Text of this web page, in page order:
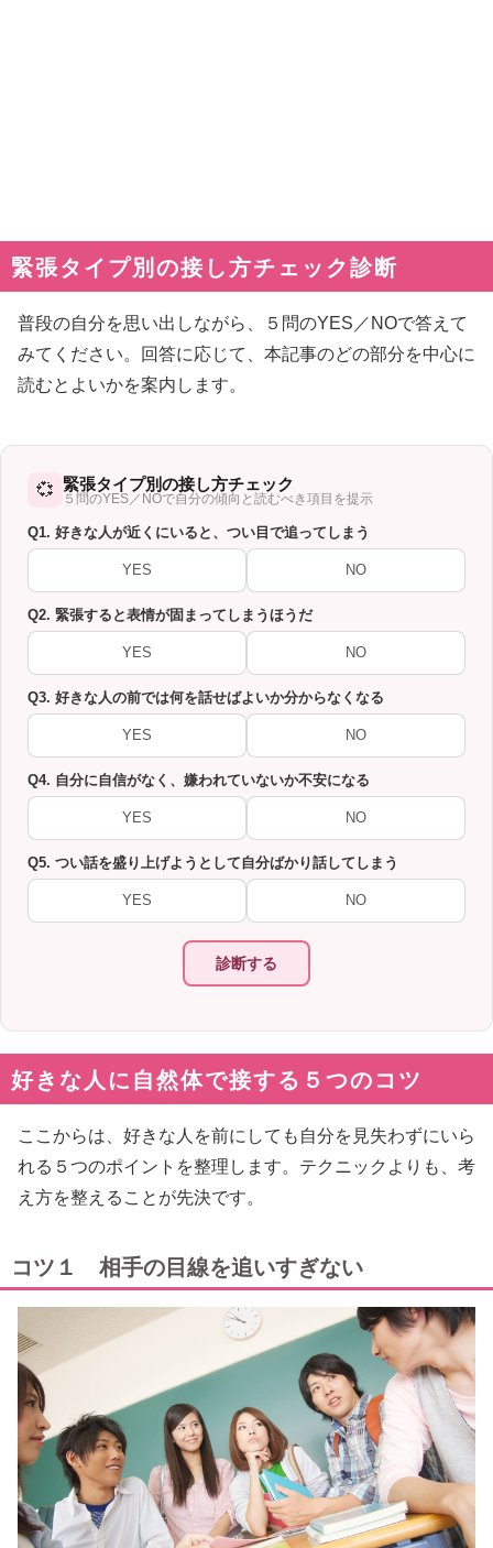
緊張タイプ別の接し方チェック診断
普段の自分を思い出しながら、５問のYES／NOで答えて
みてください。回答に応じて、本記事のどの部分を中心に
読むとよいかを案内します。
💞 緊張タイプ別の接し方チェック
５問のYES／NOで自分の傾向と読むべき項目を提示
Q1. 好きな人が近くにいると、つい目で追ってしまう
YES NO
Q2. 緊張すると表情が固まってしまうほうだ
YES NO
Q3. 好きな人の前では何を話せばよいか分からなくなる
YES NO
Q4. 自分に自信がなく、嫌われていないか不安になる
YES NO
Q5. つい話を盛り上げようとして自分ばかり話してしまう
YES NO
診断する
好きな人に自然体で接する５つのコツ
ここからは、好きな人を前にしても自分を見失わずにいら
れる５つのポイントを整理します。テクニックよりも、考
え方を整えることが先決です。
コツ１ 相手の目線を追いすぎない